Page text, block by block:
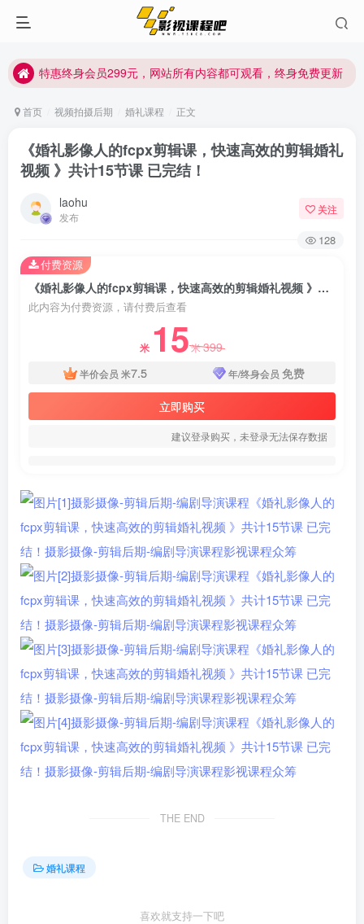
特惠终身会员299元，网站所有内容都可观看，终身免费更新
特惠终身会员299元，网站所有内容都可观看，终身免费更新
首页 视频拍摄后期 婚礼课程 正文
《婚礼影像人的fcpx剪辑课，快速高效的剪辑婚礼
视频 》共计15节课 已完结！
laohu
发布
关注
128
《婚礼影像人的fcpx剪辑课，快速高效的剪辑婚礼视频 》共计15节课 已完结！
此内容为付费资源，请付费后查看
米 15米399
半价会员 米7.5 年/终身会员 免费
立即购买
建议登录购买，未登录无法保存数据
付费资源
THE END
婚礼课程
喜欢就支持一下吧